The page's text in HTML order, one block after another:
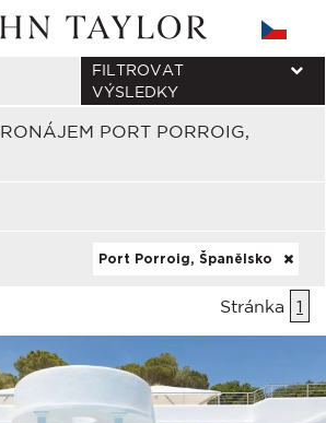
PORT PORROIG,
FILTROVAT
VÝSLEDKY
Port Porroig, Španělsko
Stránka 1